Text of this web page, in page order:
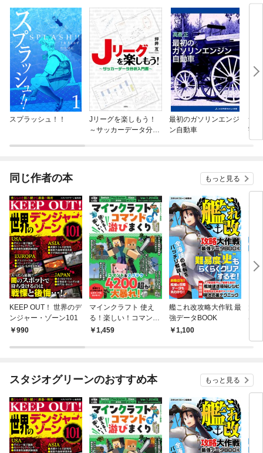
スプラッシュ！！
Jリーグを楽しもう！
～サッカーデータ分析
最初のガソリンエンジ
ン自動車
サ
割
同じ作者の本 もっと見る
KEEP OUT！ 世界のデ
ンジャー・ゾーン101
990
マインクラフト 使え
る！楽しい！コマンド
で游びまくり
1,459
艦これ改攻略大作戦 最
強データBOOK
1,100
は
スタジオグリーンのおすすめ本 もっと見る